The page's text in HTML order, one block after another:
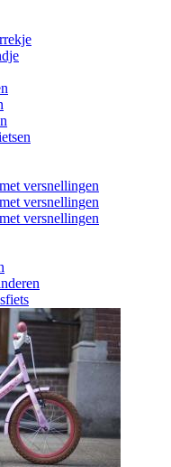
versnellingen
versnellingen
versnellingen